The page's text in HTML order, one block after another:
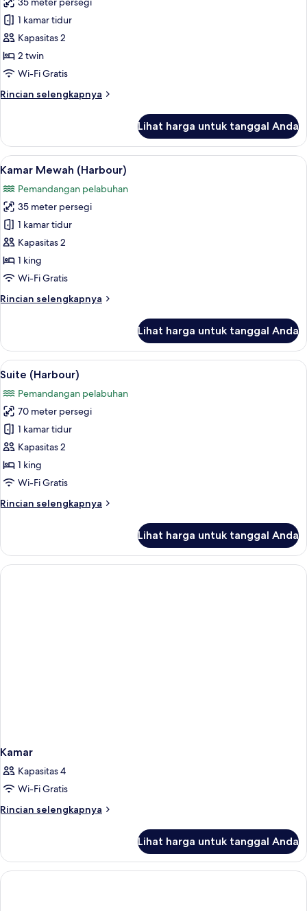
Harbour)
untuk
Kamar
Twin
(Upper
Harbour)
1 kamar tidur
Kapasitas 2
2 twin
Wi-Fi Gratis
Rincian selengkapnya
Rincian
Kamar
Twin
(Upper
Lihat harga untuk tanggal Anda
Lihat
semua
foto
untuk
Kamar
Mewah
(Harbour)
Kamar Mewah (Harbour) | Seprai
7
Kamar Mewah (Harbour)
Pemandangan pelabuhan
35 meter persegi
1 kamar tidur
Kapasitas 2
1 king
Wi-Fi Gratis
Rincian selengkapnya
Rincian
Kamar
Mewah
(Harbour)
Lihat harga untuk tanggal Anda
Lihat
semua
foto
untuk
Suite
(Harbour)
Suite (Harbour) | Seprai premium,
12
Suite (Harbour)
Pemandangan pelabuhan
70 meter persegi
1 kamar tidur
Kapasitas 2
1 king
Wi-Fi Gratis
Rincian selengkapnya
Rincian
Suite
(Harbour)
Lihat harga untuk tanggal Anda
Kamar
Kapasitas 4
Wi-Fi Gratis
Rincian selengkapnya
Rincian
Kamar
Lihat harga untuk tanggal Anda